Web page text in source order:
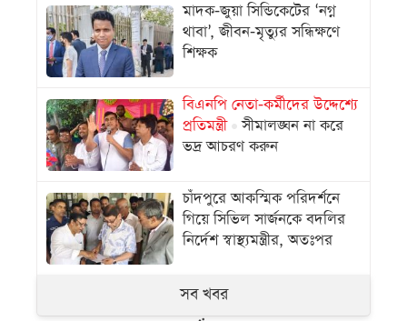
মাদক-জুয়া সিন্ডিকেটের ‘নগ্ন
থাবা’, জীবন-মৃত্যুর সন্ধিক্ষণে
শিক্ষক
বিএনপি নেতা-কর্মীদের উদ্দেশ্যে
প্রতিমন্ত্রী
সীমালঙ্ঘন না করে
ভদ্র আচরণ করুন
চাঁদপুরে আকস্মিক পরিদর্শনে
গিয়ে সিভিল সার্জনকে বদলির
নির্দেশ স্বাস্থ্যমন্ত্রীর, অতঃপর
সব খবর